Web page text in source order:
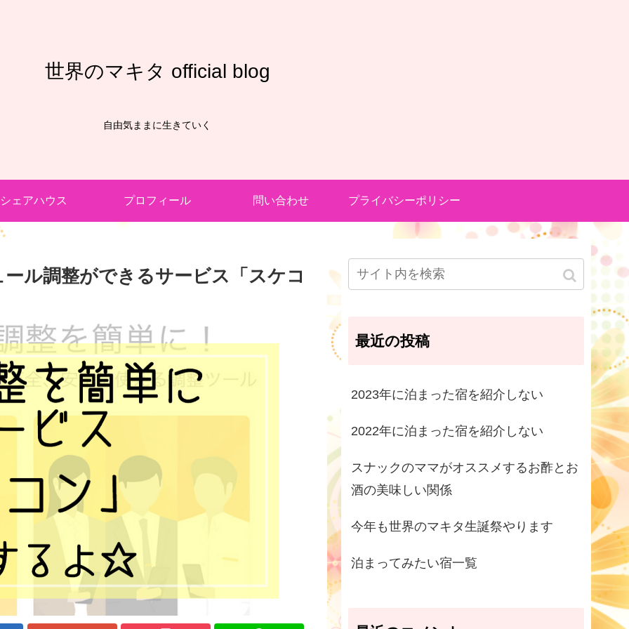
世界のマキタ official blog
自由気ままに生きていく
シェアハウス プロフィール 問い合わせ プライバシーポリシー
ル調整ができるサービス「スケコ
最近の投稿
2023年に泊まった宿を紹介しない
2022年に泊まった宿を紹介しない
スナックのママがオススメするお酢とお
酒の美味しい関係
今年も世界のマキタ生誕祭やります
泊まってみたい宿一覧